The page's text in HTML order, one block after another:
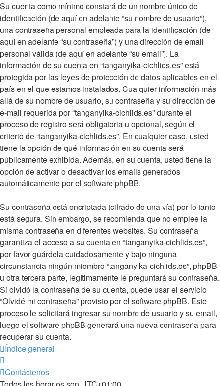
Su cuenta como mínimo constará de un nombre único de
identificación (de aquí en adelante “su nombre de usuario”),
una contraseña personal empleada para la identificación (de
aquí en adelante “su contraseña”) y una dirección de email
personal válida (de aquí en adelante “su email”). La
información de su cuenta en “tanganyika-cichlids.es” está
protegida por las leyes de protección de datos aplicables en el
país en el que estamos instalados. Cualquier información más
allá de su nombre de usuario, su contraseña y su dirección de
e-mail requerida por “tanganyika-cichlids.es” durante el
proceso de registro será obligatoria u opcional, según el
criterio de “tanganyika-cichlids.es”. En cualquier caso, usted
tiene la opción de qué información en su cuenta será
públicamente exhibida. Además, en su cuenta, usted tiene la
opción de activar o desactivar los emails generados
automáticamente por el software phpBB.
Su contraseña está encriptada (cifrado de una vía) por lo tanto
está segura. Sin embargo, se recomienda que no emplee la
misma contraseña en diferentes websites. Su contraseña
garantiza el acceso a su cuenta en “tanganyika-cichlids.es”,
por favor guárdela cuidadosamente y bajo ninguna
circunstancia ningún miembro “tanganyika-cichlids.es”, phpBB
u otra tercera parte, legítimamente le preguntará su contraseña.
Si olvidó la contraseña de su cuenta, puede usar el servicio
“Olvidé mi contraseña” provisto por el software phpBB. Este
proceso le solicitará ingresar su nombre de usuario y su email,
luego el software phpBB generará una nueva contraseña para
recuperar su cuenta.
Índice general
Contáctenos